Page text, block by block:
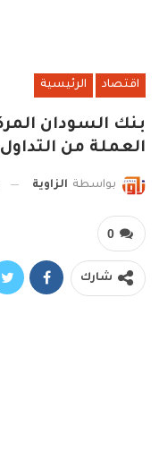
اقتصاد الرئيسية
العملة من التداول
بواسطة الزاوية
0
شارك